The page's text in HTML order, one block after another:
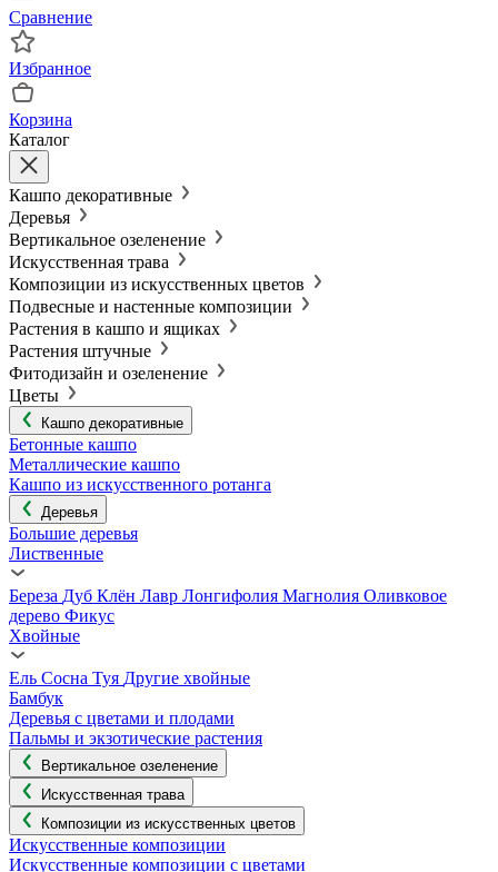
Сравнение
Избранное
Корзина
Каталог
Кашпо декоративные
Деревья
Вертикальное озеленение
Искусственная трава
Композиции из искусственных цветов
Подвесные и настенные композиции
Растения в кашпо и ящиках
Растения штучные
Фитодизайн и озеленение
Цветы
Кашпо декоративные
Бетонные кашпо
Металлические кашпо
Кашпо из искусственного ротанга
Деревья
Большие деревья
Лиственные
Береза Дуб Клён Лавр Лонгифолия Магнолия Оливковое
дерево Фикус
Хвойные
Ель Сосна Туя Другие хвойные
Бамбук
Деревья с цветами и плодами
Пальмы и экзотические растения
Вертикальное озеленение
Искусственная трава
Композиции из искусственных цветов
Искусственные композиции
Искусственные композиции с цветами